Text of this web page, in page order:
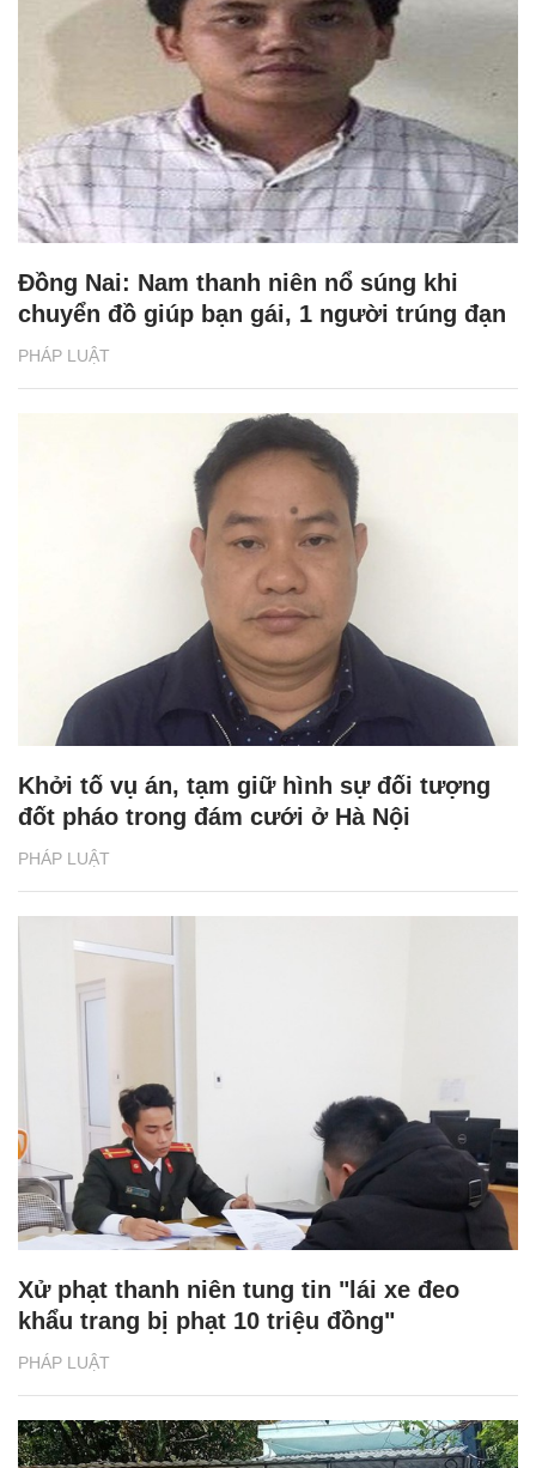
PHÁP LUẬT
Đồng Nai: Nam thanh niên nổ súng khi
chuyển đồ giúp bạn gái, 1 người trúng đạn
PHÁP LUẬT
Khởi tố vụ án, tạm giữ hình sự đối tượng
đốt pháo trong đám cưới ở Hà Nội
PHÁP LUẬT
Xử phạt thanh niên tung tin "lái xe đeo
khẩu trang bị phạt 10 triệu đồng"